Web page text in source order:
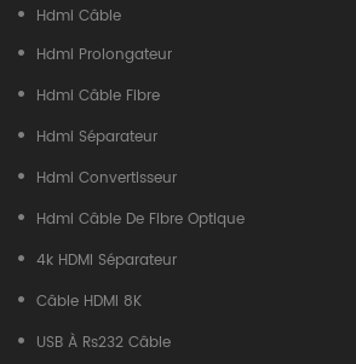
Hdmi Câble
Hdmi Prolongateur
Hdmi Câble Fibre
Hdmi Séparateur
Hdmi Convertisseur
Hdmi Câble De Fibre Optique
4k HDMI Séparateur
Câble HDMI 8K
USB À Rs232 Câble